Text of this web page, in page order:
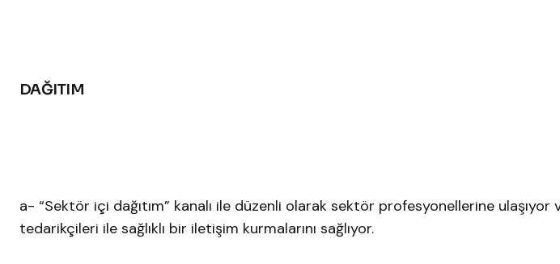
DAĞITIM
a- “Sektör içi dağıtım” kanalı ile düzenli olarak sektör profesyonellerine ulaşıyor
tedarikçileri ile sağlıklı bir iletişim kurmalarını sağlıyor.